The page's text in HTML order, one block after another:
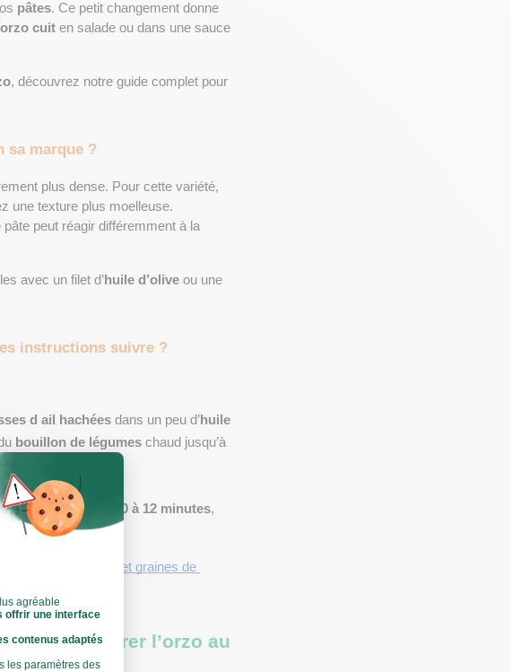
pâtes. Ce petit changement donne
orzo cuit en salade ou dans une sauce
, découvrez notre guide complet pour
sa marque ?
plus dense. Pour cette variété,
une texture plus moelleuse.
peut réagir différemment à la
avec un filet d’huile d’olive ou une
instructions suivre ?
d ail hachées dans un peu d’huile
bouillon de légumes chaud jusqu’à
Il gonflera en 10 à 12 minutes,
au brocoli, cheddar et graines de
intégrer l’orzo au